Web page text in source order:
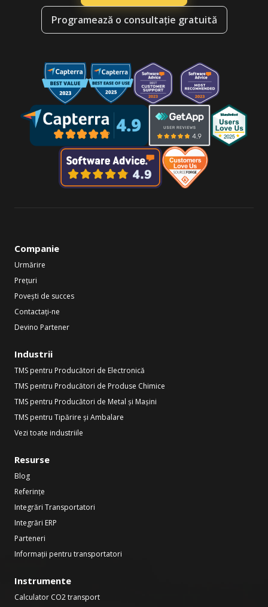
Programează o consultație gratuită
Companie
Urmărire
Prețuri
Povești de succes
Contactați-ne
Devino Partener
Industrii
TMS pentru Producători de Electronică
TMS pentru Producători de Produse Chimice
TMS pentru Producători de Metal și Mașini
TMS pentru Tipărire și Ambalare
Vezi toate industriile
Resurse
Blog
Referințe
Integrări Transportatori
Integrări ERP
Parteneri
Informații pentru transportatori
Instrumente
Calculator CO2 transport